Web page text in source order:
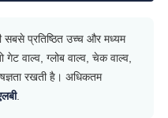
सबसे प्रतिष्ठित उच्च और मध्यम
गेट वाल्व, ग्लोब वाल्व, चेक वाल्व,
रखती है। अधिकतम
.